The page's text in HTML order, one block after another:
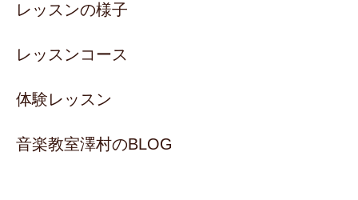
レッスンの様子
レッスンコース
体験レッスン
音楽教室澤村のBLOG